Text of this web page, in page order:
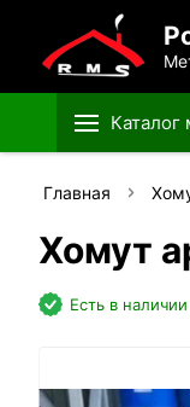
Каталог
Главная
Хомут
Есть в наличии